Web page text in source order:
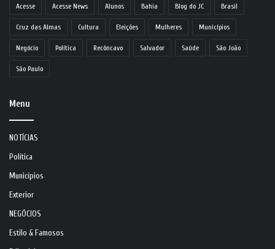
Acesse Acesse News Alunos Bahia Blog do JC Brasil
Cruz das Almas Cultura Eleições Mulheres Municípios
Negócio Política Recôncavo Salvador Saúde São João
São Paulo
Menu
NOTÍCIAS
Política
Municípios
Exterior
NEGÓCIOS
Estilo & Famosos